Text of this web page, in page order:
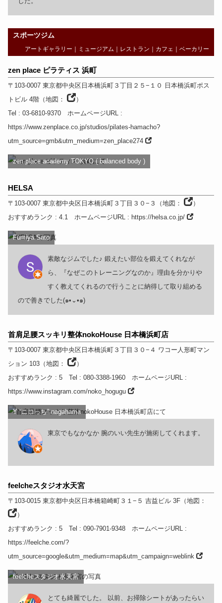
スポーツジム
アートギャラリー ミュージアム レストラン カフェ ｜ベーカリー
zen place ピラティス 浜町
〒103-0007 東京都中央区日本橋浜町３丁目２５−１０ 日本橋浜町ポス
トビル 4階（地図：
）
Tel : 03-6810-9370 ホームページURL:
https://www.zenplace.co.jp/studios/pilates-hamacho?
utm_source=gmb&utm_medium=zen_place274
zen place academy TOKYO ( balanced body )
HELSA
〒103-0007 東京都中央区日本橋浜町３丁目３０−３ （地図：
）
おすすめランク : 4.1 ホームページURL: https://helsa.co.jp/
Fumiya Sato
素敵なジムでした♪ 鍛えたい部位を鍛えてくれなが
ら、『なぜこのトレーニングなのか』理由を分かりや
すく教えてくれるので行うことに納得して取り組める
ので善きでした(๑•⌄•๑)
首肩足腰スッキリ整体nokoHouse 日本橋浜町店
〒103-0007 東京都中央区日本橋浜町３丁目３０−４ ワコー人形町マン
ション 103（地図：
）
おすすめランク : 5 Tel : 080-3388-1960 ホームページURL:
https://www.instagram.com/noko_hogugu
Y “ニコっち” nagahama
東京でもなかなか 腕のいい先生が施術してくれます。
feelcheスタジオ水天宮
〒103-0015 東京都中央区日本橋箱崎町３１−５ 吉益ビル 3F（地図：
）
おすすめランク : 5 Tel : 090-7901-9348 ホームページURL:
https://feelche.com/?
utm_source=google&utm_medium=map&utm_campaign=weblink
feelcheスタジオ水天宮
とても綺麗でした。 以前、お掃除シートがあったらい